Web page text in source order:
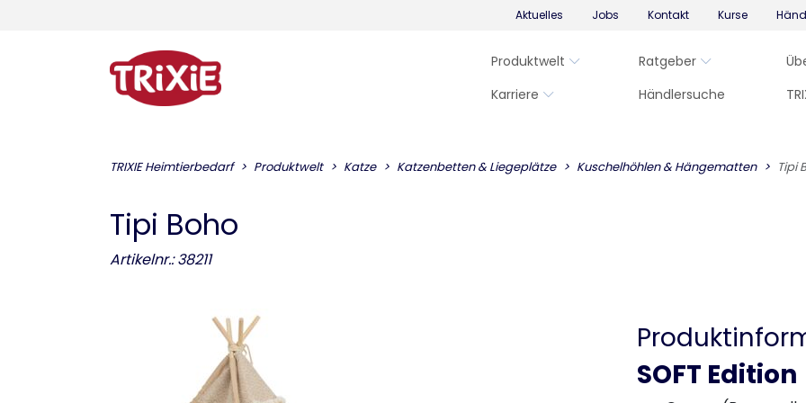
Aktuelles Jobs Kontakt Kurse
Produktwelt Ratgeber
Karriere
Händlersuche
TRIXIE Heimtierbedarf Produktwelt Katze Katzenbetten & Liegeplätze Kuschelhöhlen & Hängematten Tipi
Tipi Boho
Artikelnr.: 38211
SOFT Edition